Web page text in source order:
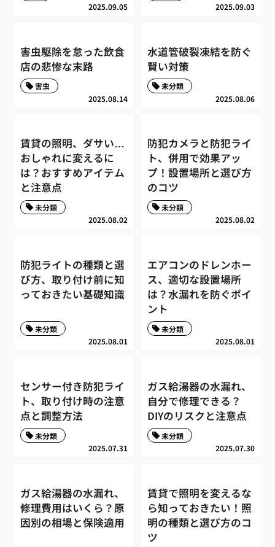
2025.09.05 2025.09.03
害虫駆除を怠った飲食
店の悲惨な末路
2025.08.14
害虫
水道管破裂凍結を防ぐ
賢い対策
2025.08.06
未分類
賃貸の照明、ダサい…
おしゃれに変えるに
は？おすすめアイテム
と注意点
2025.08.02
未分類
防犯カメラと防犯ライ
ト、併用で効果アッ
プ！設置場所と選び方
のコツ
2025.08.02
未分類
防犯ライトの種類と選
び方、取り付け前に知
っておきたい基礎知識
2025.08.01
未分類
エアコンのドレンホー
ス、適切な設置場所
は？水漏れを防ぐポイ
ント
2025.08.01
未分類
センサー付き防犯ライ
ト、取り付け時の注意
点と調整方法
2025.07.31
未分類
ガス給湯器の水漏れ、
自分で修理できる？
DIYのリスクと注意点
2025.07.30
未分類
ガス給湯器の水漏れ、
修理費用はいくら？原
因別の相場と保険適用
賃貸で照明を変えるな
ら知っておきたい！照
明の種類と選び方のコ
ツ